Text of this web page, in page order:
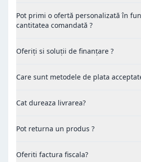
Pot primi o ofertă personalizată în
cantitatea comandată ?
Oferiți si soluții de finanțare ?
Care sunt metodele de plata
Cat dureaza livrarea?
Pot returna un produs ?
Oferiti factura fiscala?